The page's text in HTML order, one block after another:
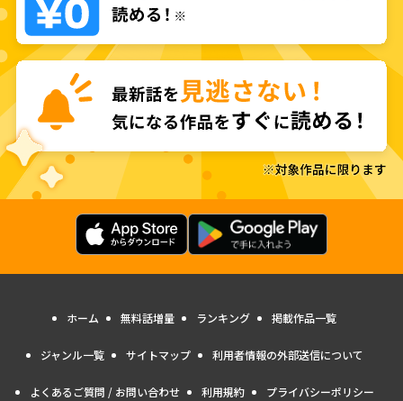
ホーム 無料話増量 ランキング 掲載作品一覧
ジャンル一覧 サイトマップ 利用者情報の外部送信について
よくあるご質問 / お問い合わせ 利用規約 プライバシーポリシー